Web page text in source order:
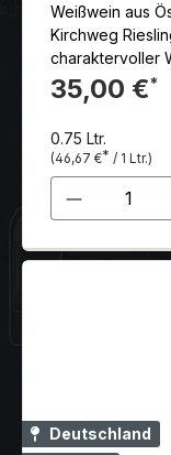
Weißwein aus
Kirchweg
charaktervoller
und feinen
35,00 €*
0.75 Ltr.
(46,67 €* / 1 Ltr.)
Produkt
Deutschland